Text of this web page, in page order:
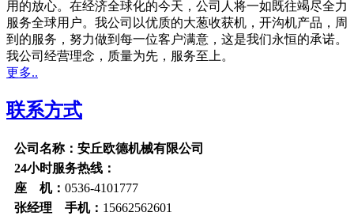
用的放心。在经济全球化的今天，公司人将一如既往竭尽全力
服务全球用户。我公司以优质的大葱收获机，开沟机产品，周
到的服务，努力做到每一位客户满意，这是我们永恒的承诺。
我公司经营理念，质量为先，服务至上。
更多..
联系方式
公司名称：安丘欧德机械有限公司
24小时服务热线：
座 机： 0536-4101777
张经理 手机： 15662562601